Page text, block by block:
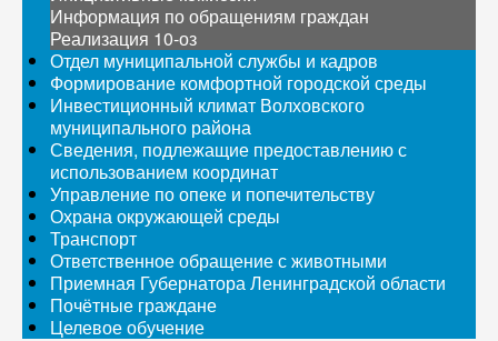
Информация по обращениям граждан
Реализация 10-оз
Отдел муниципальной службы и кадров
Формирование комфортной городской среды
Инвестиционный климат Волховского
муниципального района
Сведения, подлежащие предоставлению с
использованием координат
Управление по опеке и попечительству
Охрана окружающей среды
Транспорт
Ответственное обращение с животными
Приемная Губернатора Ленинградской области
Почётные граждане
Целевое обучение